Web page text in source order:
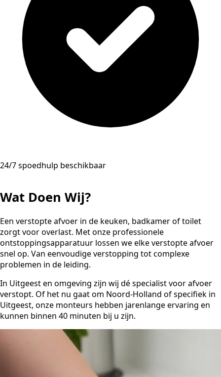
24/7 spoedhulp beschikbaar
Wat Doen Wij?
Een verstopte afvoer in de keuken, badkamer of toilet
zorgt voor overlast. Met onze professionele
ontstoppingsapparatuur lossen we elke verstopte afvoer
snel op. Van eenvoudige verstopping tot complexe
problemen in de leiding.
In Uitgeest en omgeving zijn wij dé specialist voor afvoer
verstopt. Of het nu gaat om Noord-Holland of specifiek in
Uitgeest, onze monteurs hebben jarenlange ervaring en
kunnen binnen 40 minuten bij u zijn.